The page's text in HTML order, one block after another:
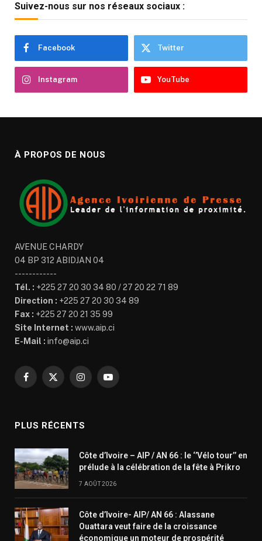
Suivez-nous sur nos réseaux sociaux :
Facebook Twitter
Instagram YouTube
À PROPOS DE NOUS
AVENUE CHARDY
04 BP 312 ABIDJAN 04
------------
Tél. : +225 27 20 30 34 80 / 27 20 22 71 89
Direction : +225 27 20 30 34 89
Fax : +225 27 20 21 35 99
Site Internet : www.aip.ci
E-Mail : info@aip.ci
Facebook
X
InstagramYouTube
PLUS RÉCENTS
Côte d’Ivoire – AIP / AN 66 : le ‘’Vélo tour’’ en
prélude à la célébration de la fête à Prikro
7 AOÛT 2026
Côte d’Ivoire- AIP/ AN 66 : Alassane
Ouattara veut faire de la croissance
économique un moteur de prospérité